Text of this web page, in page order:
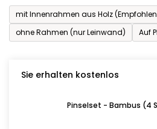
mit Innenrahmen aus Holz
ohne Rahmen (nur Leinwand)
Auf
Sie erhalten kostenlos
Pinselset - Bambus (4